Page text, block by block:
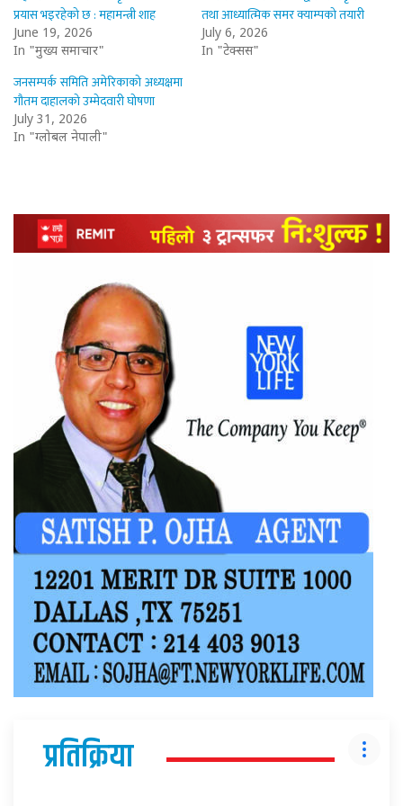
प्रयास भइरहेको छ : महामन्त्री शाह
June 19, 2026
In "मुख्य समाचार"
तथा आध्यात्मिक समर क्याम्पको तयारी
July 6, 2026
In "टेक्सस"
जनसम्पर्क समिति अमेरिकाको अध्यक्षमा
गौतम दाहालको उम्मेदवारी घोषणा
July 31, 2026
In "ग्लोबल नेपाली"
प्रतिक्रिया